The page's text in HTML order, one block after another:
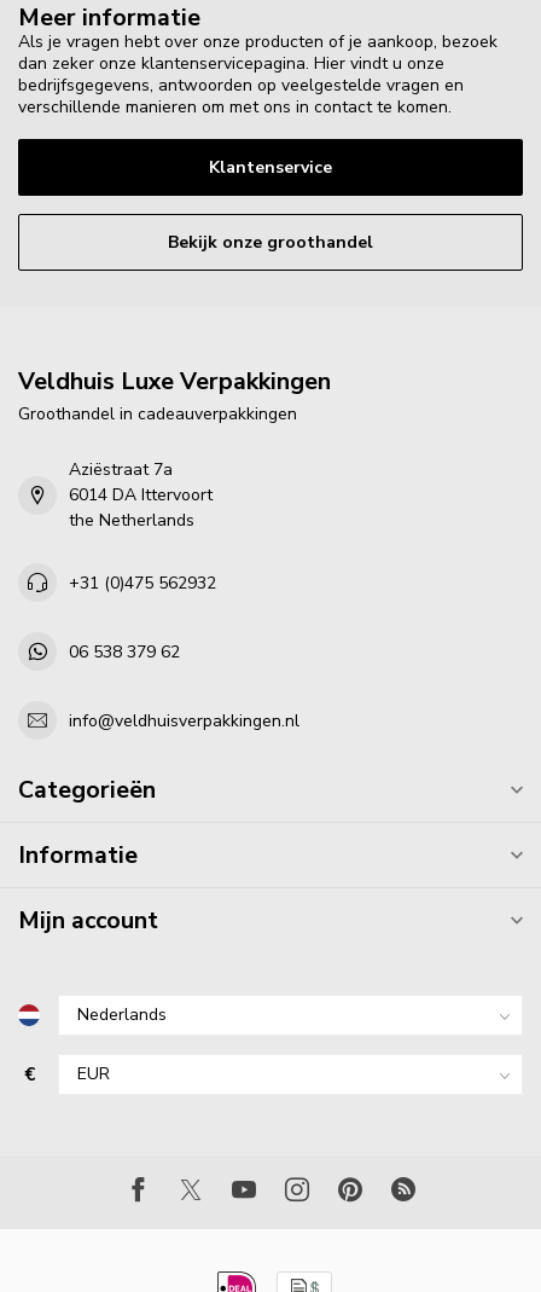
Meer informatie
Als je vragen hebt over onze producten of je aankoop, bezoek
dan zeker onze klantenservicepagina. Hier vindt u onze
bedrijfsgegevens, antwoorden op veelgestelde vragen en
verschillende manieren om met ons in contact te komen.
Klantenservice
Bekijk onze groothandel
Veldhuis Luxe Verpakkingen
Groothandel in cadeauverpakkingen
Aziëstraat 7a
6014 DA Ittervoort
the Netherlands
+31 (0)475 562932
06 538 379 62
info@veldhuisverpakkingen.nl
Categorieën
Informatie
Mijn account
€